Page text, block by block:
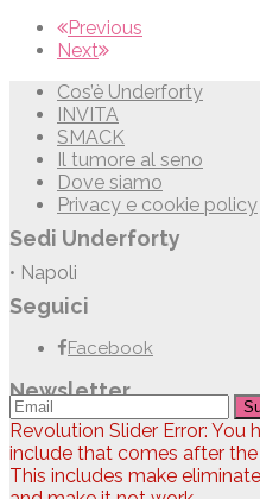
Previous
Next
Cos’è Underforty
INVITA
SMACK
Il tumore al seno
Dove siamo
Privacy e cookie policy
Sedi Underforty
• Napoli
Seguici
Facebook
Newsletter
Revolution Slider Error: You
include that comes after
This includes make